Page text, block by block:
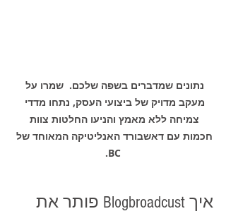
נתונים שמדברים בשפה שלכם.  שמרו על
מעקב מדויק של ביצועי העסק, נתחו מדדי
צמיחה ללא מאמץ והניעו החלטות צוות
חכמות עם דאשבורד האנליטיקה המאוחד של
BC.
איך Blogbroadcust פותר את